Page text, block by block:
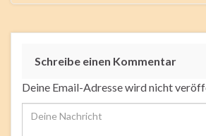
Schreibe einen Kommentar
Deine Email-Adresse wird nicht